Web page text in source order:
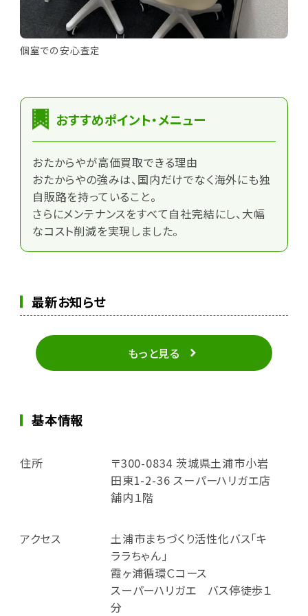
個室での安心査定
おすすめポイント・メニュー
おたからやが高価買取できる理由
おたからやの強みは、国内だけでなく海外にも独
自販路を持っていること。
さらにメンテナンスをすべて自社完結にし、大幅
なコスト削減を実現しました。
最新お知らせ
もっと見る
基本情報
住所
〒300-0834 茨城県土浦市小岩
田東1-2-36 スーパーハリガエ店
舗内１階
アクセス
土浦市まちづくり活性化バス「キ
ララちゃん」
霞ヶ浦循環Ｃコース
スーパーハリガエ バス停徒歩１
分